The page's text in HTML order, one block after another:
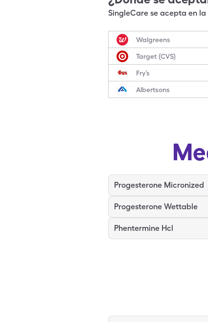
SingleCare se acepta en
Walgreens
Target (CVS)
Fry’s
Albertsons
Progesterone Micronized
Progesterone Wettable
Phentermine Hcl